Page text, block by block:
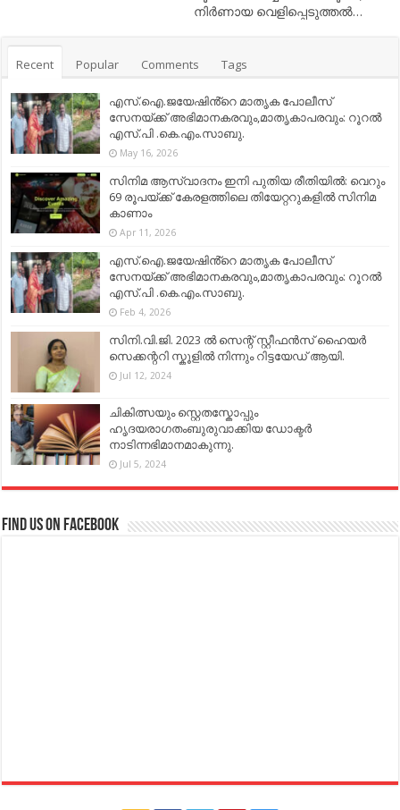
നിര്‍ണായ വെളിപ്പെടുത്തല്‍…
Recent Popular Comments Tags
എസ്.ഐ.ജയേഷിൻ്റെ മാതൃക പോലീസ്
സേനയ്ക്ക് അഭിമാനകരവും,മാതൃകാപരവും: റൂറൽ
എസ്.പി .കെ.എം.സാബു.
May 16, 2026
സിനിമ ആസ്വാദനം ഇനി പുതിയ രീതിയിൽ: വെറും
69 രൂപയ്ക്ക് കേരളത്തിലെ തിയേറ്ററുകളിൽ സിനിമ
കാണാം
Apr 11, 2026
എസ്.ഐ.ജയേഷിൻ്റെ മാതൃക പോലീസ്
സേനയ്ക്ക് അഭിമാനകരവും,മാതൃകാപരവും: റൂറൽ
എസ്.പി .കെ.എം.സാബു.
Feb 4, 2026
സിനി.വി.ജി. 2023 ൽ സെന്റ് സ്റ്റീഫൻസ് ഹൈയർ
സെക്കന്ററി സ്കൂളിൽ നിന്നും റിട്ടയേഡ് ആയി.
Jul 12, 2024
ചികിത്സയും സ്റ്റെതസ്കോപ്പും
ഹൃദയരാഗതംബുരുവാക്കിയ ഡോക്ടർ
നാടിന്നഭിമാനമാകുന്നു.
Jul 5, 2024
Find us on Facebook